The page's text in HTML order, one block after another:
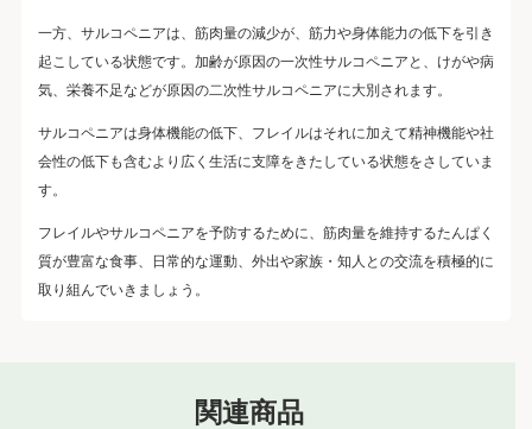
一方、サルコペニアは、筋肉量の減少が、筋力や身体能力の低下を引き
起こしている状態です。加齢が原因の一次性サルコペニアと、けがや病
気、栄養不足などが原因の二次性サルコペニアに大別されます。
サルコペニアは身体機能の低下、フレイルはそれに加えて精神機能や社
会性の低下も含むより広く生活に支障をきたしている状態をさしていま
す。
フレイルやサルコペニアを予防するために、筋肉量を維持するたんぱく
質が豊富な食事、日常的な運動、外出や家族・知人との交流を積極的に
取り組んでいきましょう。
関連商品